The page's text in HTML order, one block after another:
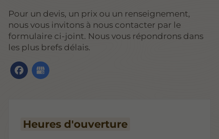
Pour un devis, un prix ou un renseignement,
nous vous invitons à nous contacter par le
formulaire ci-joint. Nous vous répondrons dans
les plus brefs délais.
Heures d'ouverture